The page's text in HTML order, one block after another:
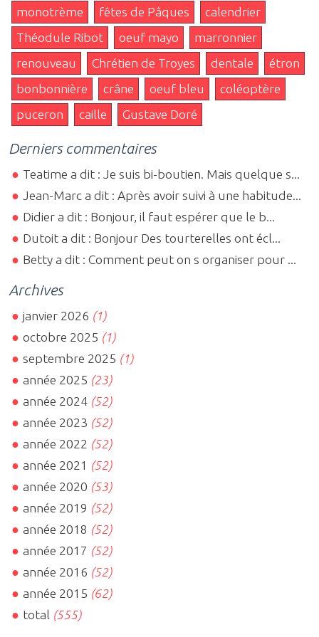
monotrème
fêtes de Pâques
calendrier
Théodule Ribot
oeuf mayo
marronnier
renouveau
Chrétien de Troyes dentale
étron
bonbonnière
crâne oeuf bleu
coléoptère
puceron
caille Gustave Doré
Derniers commentaires
Teatime a dit : Je suis bi-boutien. Mais quelque s...
Jean-Marc a dit : Après avoir suivi à une habitude...
Didier a dit : Bonjour, il faut espérer que le b...
Dutoit a dit : Bonjour Des tourterelles ont écl...
Betty a dit : Comment peut on s organiser pour ...
Archives
janvier 2026 (1)
octobre 2025 (1)
septembre 2025 (1)
année 2025 (23)
année 2024 (52)
année 2023 (52)
année 2022 (52)
année 2021 (52)
année 2020 (53)
année 2019 (52)
année 2018 (52)
année 2017 (52)
année 2016 (52)
année 2015 (62)
total (555)